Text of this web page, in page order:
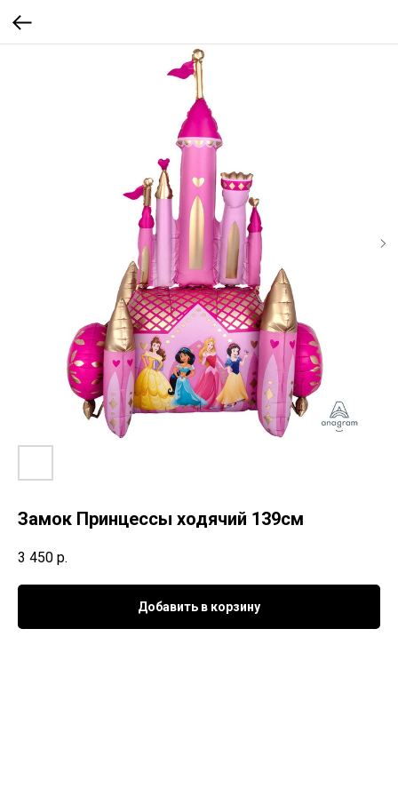
Замок Принцессы ходячий 139см
3 450 р.
Добавить в корзину